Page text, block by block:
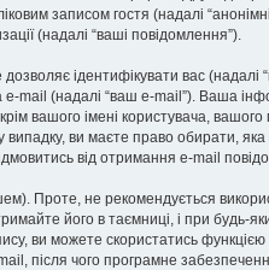
записом гостя (надалі
(надалі “ваші повідомлення”).
ідентифікувати вас
mail (надалі “ваш e-mail”). Ваша
вашого імені користувача,
ви маєте право обирати,
від отримання e-mail
Проте, не рекомендується
його в таємниці, і при
ви можете скористатись
після чого програмне